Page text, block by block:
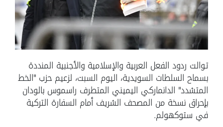
توالت ردود الفعل العربية والإسلامية والأجنبية المنددة
بسماح السلطات السويدية، اليوم السبت، لزعيم حزب "الخط
المتشدد" الدانماركي اليميني المتطرف راسموس بالودان
بإحراق نسخة من المصحف الشريف أمام السفارة التركية
في ستوكهولم.